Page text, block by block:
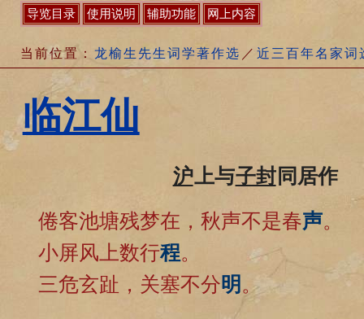
导览目录 使用说明 辅助功能 网上内容
当前位置： 龙榆生先生词学著作选 ／ 近三百年名家词
临江仙
沪上与子封 同居作
倦客池塘残梦在，秋声不是春声。
小屏风上数行程。
三危玄趾，关塞不分明 。